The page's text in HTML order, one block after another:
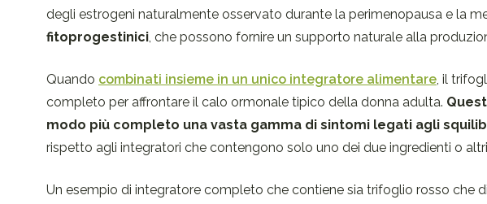
degli estrogeni naturalmente osservato durante la perimenopausa e la
fitoprogestinici, che possono fornire un supporto naturale alla
Quando combinati insieme in un unico integratore alimentare, il
completo per affrontare il calo ormonale tipico della donna adulta.
modo più completo una vasta gamma di sintomi legati agli
rispetto agli integratori che contengono solo uno dei due ingredienti o
Un esempio di integratore completo che contiene sia trifoglio rosso che